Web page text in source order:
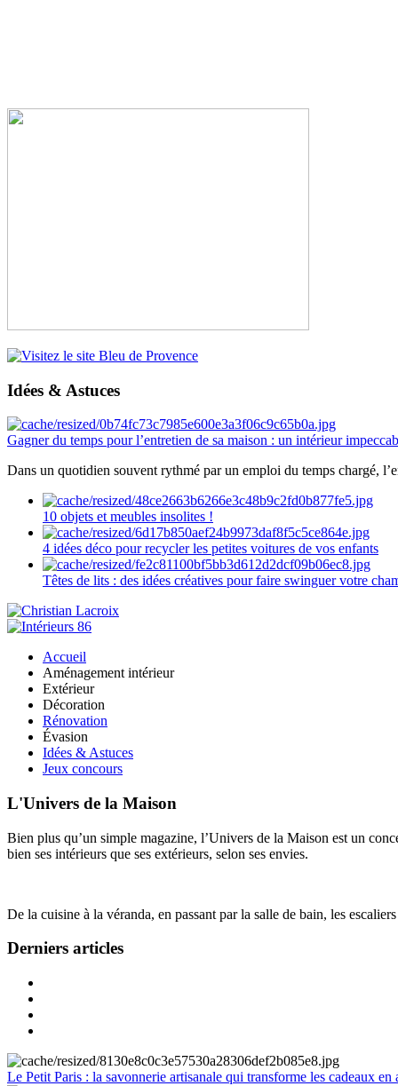
Idées & Astuces
Gagner du temps pour l’entretien de sa maison : un intérieur
Dans un quotidien souvent rythmé par un emploi du temps chargé,
10 objets et meubles insolites !
4 idées déco pour recycler les petites voitures de vos enfants
Têtes de lits : des idées créatives pour faire swinguer votre
Accueil
Aménagement intérieur
Extérieur
Décoration
Rénovation
Évasion
Idées & Astuces
Jeux concours
L'Univers de la Maison
Bien plus qu’un simple magazine, l’Univers de la Maison est un
bien ses intérieurs que ses extérieurs, selon ses envies.
De la cuisine à la véranda, en passant par la salle de bain, les
Derniers articles
Le Petit Paris : la savonnerie artisanale qui transforme les cadeaux en